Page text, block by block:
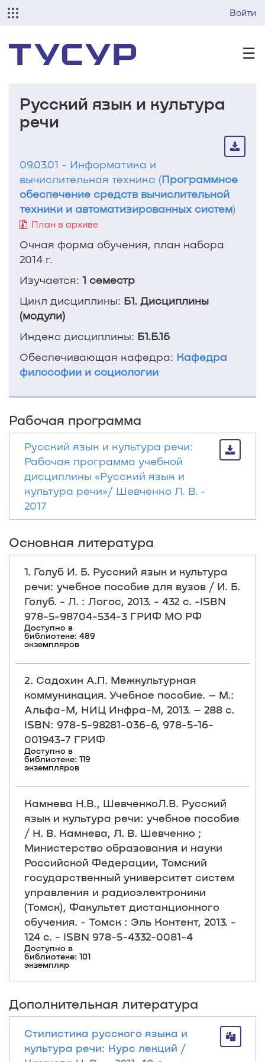
Войти
☰
Русский язык и культура
речи
09.03.01 - Информатика и
вычислительная техника (Программное
обеспечение средств вычислительной
техники и автоматизированных систем)
План в архиве
Очная форма обучения, план набора
2014 г.
Изучается: 1 семестр
Цикл дисциплины: Б1. Дисциплины
(модули)
Индекс дисциплины: Б1.Б.16
Обеспечивающая кафедра: Кафедра
философии и социологии
Рабочая программа
Русский язык и культура речи:
Рабочая программа учебной
дисциплины «Русский язык и
культура речи»/ Шевченко Л. В. ‐
2017
Основная литература
1. Голуб И. Б. Русский язык и культура
речи: учебное пособие для вузов / И. Б.
Голуб. - Л. : Логос, 2013. - 432 с. -ISBN
978-5-98704-534-3 ГРИФ МО РФ
Доступно в
библиотеке: 489
экземпляров
2. Садохин А.П. Межкультурная
коммуникация. Учебное пособие. – М.:
Альфа-М, НИЦ Инфра-М, 2013. – 288 с.
ISBN: 978-5-98281-036-6, 978-5-16-
001943-7 ГРИФ
Доступно в
библиотеке: 119
экземпляров
Камнева Н.В., ШевченкоЛ.В. Русский
язык и культура речи: учебное пособие
/ Н. В. Камнева, Л. В. Шевченко ;
Министерство образования и науки
Российской Федерации, Томский
государственный университет систем
управления и радиоэлектроники
(Томск), Факультет дистанционного
обучения. - Томск : Эль Контент, 2013. -
124 с. - ISBN 978-5-4332-0081-4
Доступно в
библиотеке: 101
экземпляр
Дополнительная литература
Стилистика русского языка и
культура речи: Курс лекций /